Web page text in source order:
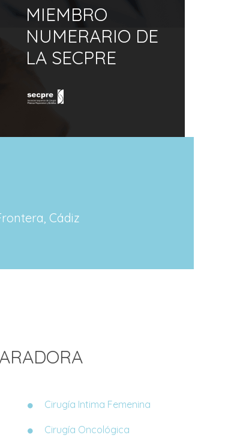
MIEMBRO
NUMERARIO DE
LA SECPRE
Cádiz
Cirugía Intima Femenina
Cirugía Oncológica